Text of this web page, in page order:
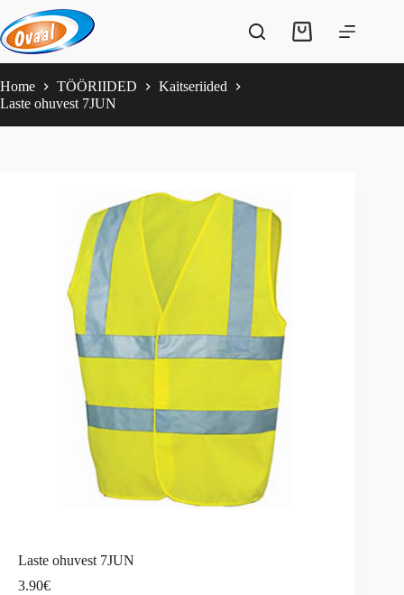
to
content
Shopping
Home TÖÖRIIDED
Kaitseriided
Laste ohuvest 7JUN
Laste ohuvest 7JUN
3.90€